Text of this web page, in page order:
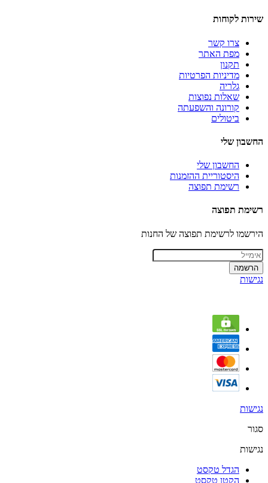
שירות לקוחות
צרו קשר
מפת האתר
תקנון
מדיניות הפרטיות
גלריה
שאלות נפוצות
קורונה והשפעתה
ביטולים
החשבון שלי
החשבון שלי
היסטוריית ההזמנות
רשימת תפוצה
רשימת תפוצה
הירשמו לרשימת תפוצה של החנות
הרשמה
נגישות
נגישות
סגור
נגישות
הגדל טקסט
הקטן טקסט